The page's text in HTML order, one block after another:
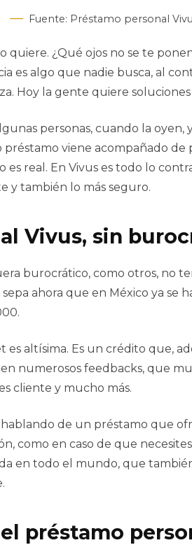
Fuente: Préstamo personal
¿Qué ojos no se te
es algo que nadie busca, al
Hoy la gente quiere soluciones
personas, cuando la oyen,
viene acompañado de
es real. En Vivus es todo lo
y también lo más seguro.
Vivus, sin
burocrático, como otros, no
ahora que en México ya se
altísima. Es un crédito que,
numerosos feedbacks, que
cliente y mucho más.
de un préstamo que
como en caso de que
en todo el mundo, que
préstamo